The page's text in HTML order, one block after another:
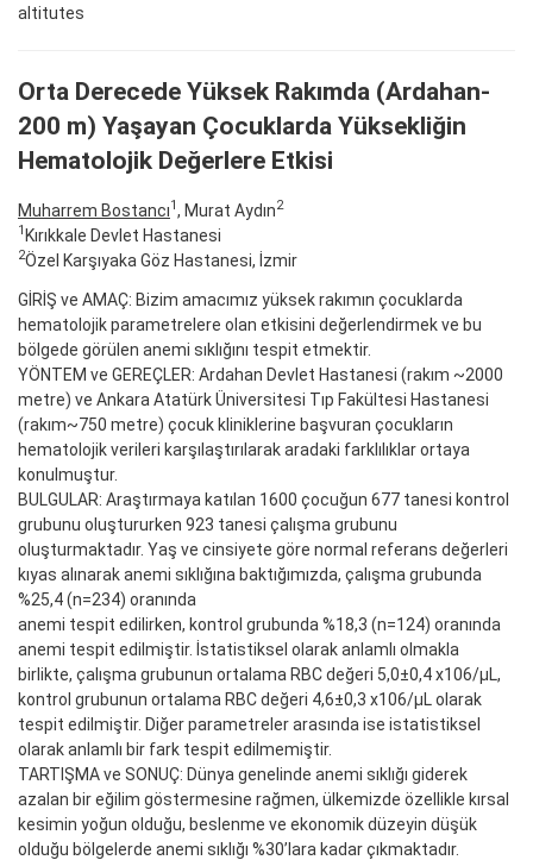
altitutes
Orta Derecede Yüksek Rakımda (Ardahan-
200 m) Yaşayan Çocuklarda Yüksekliğin
Hematolojik Değerlere Etkisi
Muharrem Bostancı1 , Murat Aydın2
1 Kırıkkale Devlet Hastanesi
2Özel Karşıyaka Göz Hastanesi, İzmir
GİRİŞ ve AMAÇ: Bizim amacımız yüksek rakımın çocuklarda
hematolojik parametrelere olan etkisini değerlendirmek ve bu
bölgede görülen anemi sıklığını tespit etmektir.
YÖNTEM ve GEREÇLER: Ardahan Devlet Hastanesi (rakım ~2000
metre) ve Ankara Atatürk Üniversitesi Tıp Fakültesi Hastanesi
(rakım~750 metre) çocuk kliniklerine başvuran çocukların
hematolojik verileri karşılaştırılarak aradaki farklılıklar ortaya
konulmuştur.
BULGULAR: Araştırmaya katılan 1600 çocuğun 677 tanesi kontrol
grubunu oluştururken 923 tanesi çalışma grubunu
oluşturmaktadır. Yaş ve cinsiyete göre normal referans değerleri
kıyas alınarak anemi sıklığına baktığımızda, çalışma grubunda
%25,4 (n=234) oranında
anemi tespit edilirken, kontrol grubunda %18,3 (n=124) oranında
anemi tespit edilmiştir. İstatistiksel olarak anlamlı olmakla
birlikte, çalışma grubunun ortalama RBC değeri 5,0±0,4 x106/μL,
kontrol grubunun ortalama RBC değeri 4,6±0,3 x106/μL olarak
tespit edilmiştir. Diğer parametreler arasında ise istatistiksel
olarak anlamlı bir fark tespit edilmemiştir.
TARTIŞMA ve SONUÇ: Dünya genelinde anemi sıklığı giderek
azalan bir eğilim göstermesine rağmen, ülkemizde özellikle kırsal
kesimin yoğun olduğu, beslenme ve ekonomik düzeyin düşük
olduğu bölgelerde anemi sıklığı %30’lara kadar çıkmaktadır.